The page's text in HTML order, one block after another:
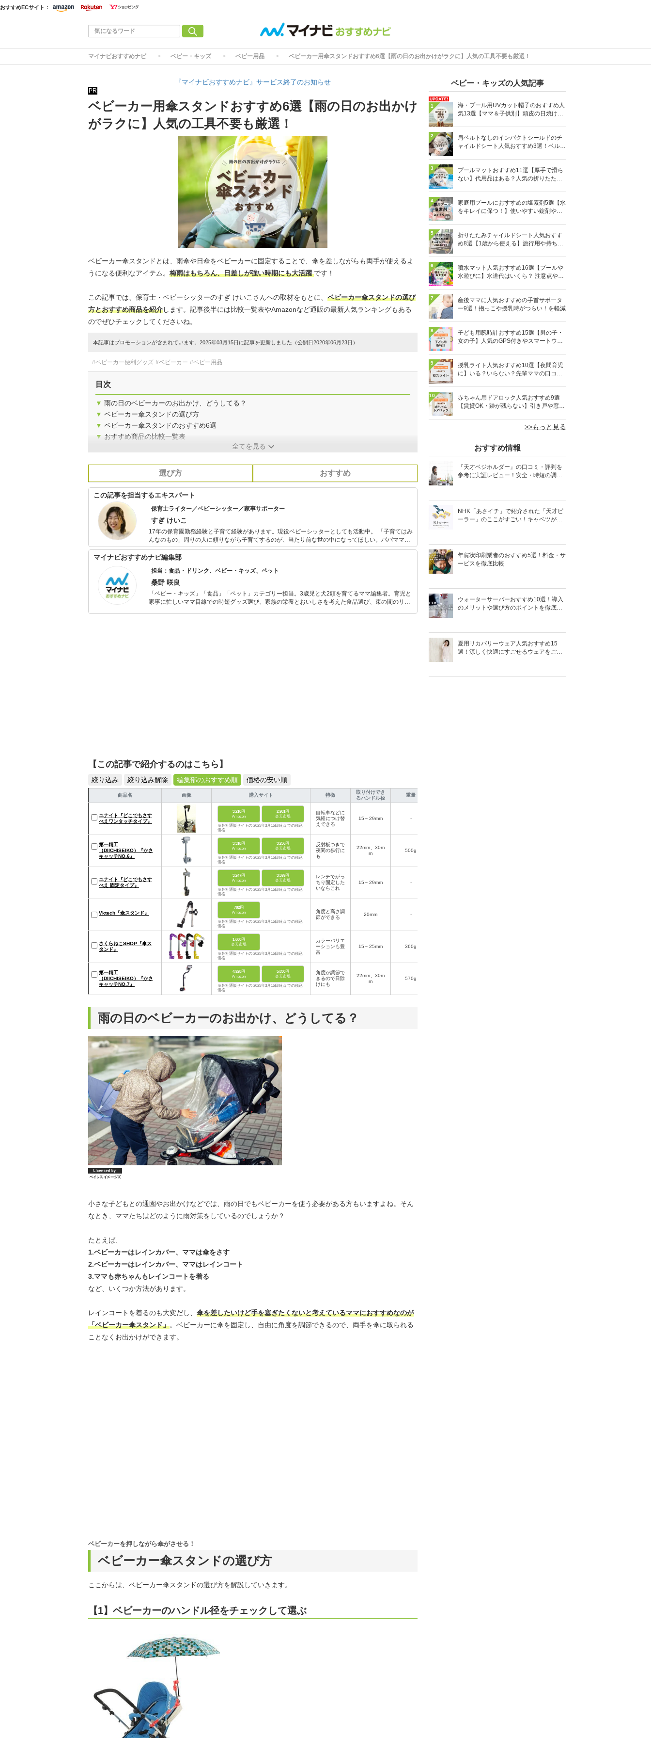
おすすめECサイト：
マイナビおすすめナビ ベビー・キッズ ベビー用品 ベビーカー用傘スタンドおすすめ6選【雨の日のお出かけがラクに】人気の工具不要も厳選！
『マイナビおすすめナビ』サービス終了のお知らせ
PR
ベビーカー用傘スタンドおすすめ6選【雨の日のお出かけ
がラクに】人気の工具不要も厳選！
ベビーカー傘スタンドとは、雨傘や日傘をベビーカーに固定することで、傘を差しながらも両手が使えるよ
うになる便利なアイテム。 梅雨はもちろん、日差しが強い時期にも大活躍です！
この記事では、保育士・ベビーシッターのすぎ けいこさんへの取材をもとに、 ベビーカー傘スタンドの選び
方とおすすめ商品を紹介します。記事後半には比較一覧表やAmazonなど通販の最新人気ランキングもある
のでぜひチェックしてくださいね。
本記事はプロモーションが含まれています。2025年03月15日に記事を更新しました（公開日2020年06月23日）
#ベビーカー便利グッズ #ベビーカー #ベビー用品
目次
▼ 雨の日のベビーカーのお出かけ、どうしてる？
▼ ベビーカー傘スタンドの選び方
▼ ベビーカー傘スタンドのおすすめ6選
▼ おすすめ商品の比較一覧表
全てを見る
選び方 おすすめ
この記事を担当するエキスパート
保育士ライター／ベビーシッター／家事サポーター
すぎ けいこ
17年の保育園勤務経験と子育て経験があります。現役ベビーシッターとしても活動中。 「子育てはみ
んなのもの」周りの人に頼りながら子育てするのが、当たり前な世の中になってほしい。パパママが
元気になってほしいと願いながら、発信にも尽力しています。保育士資格所持
マイナビおすすめナビ編集部
担当：食品・ドリンク、ベビー・キッズ、ペット
桑野 咲良
「ベビー・キッズ」「食品」「ペット」カテゴリー担当。3歳児と犬2頭を育てるママ編集者。育児と
家事に忙しいママ目線での時短グッズ選び、家族の栄養とおいしさを考えた食品選び、束の間のリラ
【この記事で紹介するのはこちら】
絞り込み 絞り込み解除 編集部のおすすめ順 価格の安い順
商品名 画像 購入サイト 特徴
取り付けでき
るハンドル径
重量
ユナイト『どこでもさす
べえワンタッチタイプ』
3,210円
Amazon
2,981円
楽天市場
※各社通販サイトの 2025年3月15日時点 での税込
価格
自転車などに
気軽につけ替
えできる
15～29mm -
第一精工
（DIICHISEIKO）『かさ
キャッチNO.6』
3,318円
Amazon
3,256円
楽天市場
※各社通販サイトの 2025年3月15日時点 での税込
価格
反射板つきで
夜間の歩行に
も
22mm、30m
m
500g
ユナイト『どこでもさす
べえ 固定タイプ』
3,247円
Amazon
3,599円
楽天市場
※各社通販サイトの 2025年3月15日時点 での税込
価格
レンチでがっ
ちり固定した
いならこれ
15～29mm -
Vktech『傘スタンド』
782円
Amazon
※各社通販サイトの 2025年3月15日時点 での税込
価格
角度と高さ調
節ができる
20mm -
さくらねこSHOP『傘ス
タンド』
1,680円
楽天市場
※各社通販サイトの 2025年3月15日時点 での税込
価格
カラーバリエ
ーションも豊
富
15～25mm 360g
第一精工
（DIICHISEIKO）『かさ
キャッチNO.7』
4,928円
Amazon
5,830円
楽天市場
※各社通販サイトの 2025年3月15日時点 での税込
価格
角度が調節で
きるので日除
けにも
22mm、30m
m
570g
雨の日のベビーカーのお出かけ、どうしてる？
小さな子どもとの通園やお出かけなどでは、雨の日でもベビーカーを使う必要がある方もいますよね。そん
なとき、ママたちはどのように雨対策をしているのでしょうか？
たとえば、
1.ベビーカーはレインカバー、ママは傘をさす
2.ベビーカーはレインカバー、ママはレインコート
3.ママも赤ちゃんもレインコートを着る
など、いくつか方法があります。
レインコートを着るのも大変だし、 傘を差したいけど手を塞ぎたくないと考えているママにおすすめなのが
「ベビーカー傘スタンド」。ベビーカーに傘を固定し、自由に角度を調節できるので、両手を傘に取られる
ことなくお出かけができます。
ベビーカー傘スタンドの選び方
ベビーカーを押しながら傘がさせる！
ここからは、ベビーカー傘スタンドの選び方を解説していきます。
【1】ベビーカーのハンドル径をチェックして選ぶ
ベビー・キッズの人気記事
1
海・プール用UVカット帽子のおすすめ人
気13選【ママ＆子供別】頭皮の日焼け対
2
肩ベルトなしのインパクトシールドのチ
ャイルドシート人気おすすめ3選！ベルト
3
プールマットおすすめ11選【厚手で滑ら
ない】代用品はある？人気の折りたたみ
4
家庭用プールにおすすめの塩素剤5選【水
をキレイに保つ！】使いやすい錠剤やパ
5
折りたたみチャイルドシート人気おすす
め8選【1歳から使える】旅行用や持ち運
6
噴水マット人気おすすめ16選【プールや
水遊びに】水道代はいくら？ 注意点やデ
7
産後ママに人気おすすめの手首サポータ
ー9選！抱っこや授乳時がつらい！を軽減
8
子ども用腕時計おすすめ15選【男の子・
女の子】人気のGPS付きやスマートウォ
9
授乳ライト人気おすすめ10選【夜間育児
に】いる？いらない？先輩ママの口コミ
10
赤ちゃん用ドアロック人気おすすめ9選
【賃貸OK・跡が残らない】引き戸や窓対
>>もっと見る
おすすめ情報
『天才ベジホルダー』の口コミ・評判を
参考に実証レビュー！安全・時短の調理
NHK「あさイチ」で紹介された「天才ピ
ーラー」のここがすごい！キャベツがほ
年賀状印刷業者のおすすめ5選！料金・サ
ービスを徹底比較
ウォーターサーバーおすすめ10選！導入
のメリットや選び方のポイントを徹底解
夏用リカバリーウェア人気おすすめ15
選！涼しく快適にすごせるウェアをご紹